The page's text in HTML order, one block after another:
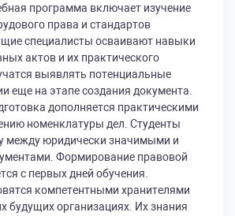
программа включает изучение
права и стандартов
специалисты осваивают навыки
актов и их практического
выявлять потенциальные
еще на этапе создания документа.
дополняется практическими
номенклатуры дел. Студенты
между юридически значимыми и
Формирование правовой
с первых дней обучения.
компетентными хранителями
будущих организациях. Их знания